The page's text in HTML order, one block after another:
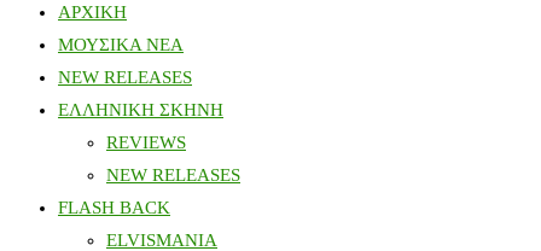
ΑΡΧΙΚΗ
ΜΟΥΣΙΚΑ ΝΕΑ
NEW RELEASES
ΕΛΛΗΝΙΚΗ ΣΚΗΝΗ
REVIEWS
NEW RELEASES
FLASH BACK
ELVISMANIA